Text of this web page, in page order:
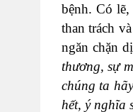
bệnh. Có
than trách
ngăn chặn
thương, sự
chúng ta
hết, ý nghĩa